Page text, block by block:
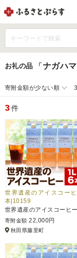
マイメニュー
マイページ
メニュー
お礼の品から探す
お礼の品をカテゴ
自治体から探す
ランキング
特集・おすすめ
ふるさと納税とは
お礼の品 「ナガハマ
寄附金額が少ない順
3件
世界遺産のアイスコー
本|10159
世界遺産のアイスコー
寄附金額 22,000円
秋田県藤里町